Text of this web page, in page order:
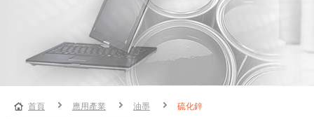
首頁 應用產業 油墨 硫化鋅